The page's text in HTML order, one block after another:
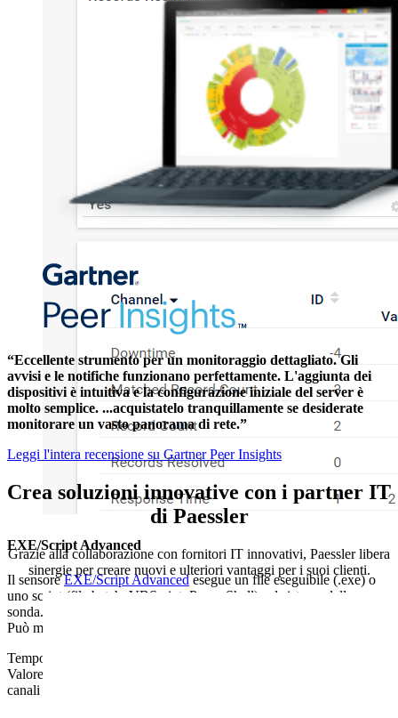
EXE/Script Advanced
Il sensoreEXE/Script Advancedesegue un file eseguibile (.exe) o
uno script (file batch, VBScript, PowerShell) sul sistema della
sonda. Questa opzione è disponibile come parte dell'API di PRTG.
Può mostrare quanto segue:
Tempo di inattività
Valore che il file eseguibile o il file di script restituisce in diversi
canali
“Eccellente strumento per un monitoraggio dettagliato. Gli
avvisi e le notifiche funzionano perfettamente. L'aggiunta dei
dispositivi è intuitiva e la configurazione iniziale del server è
molto semplice. ...acquistatelo tranquillamente se desiderate
monitorare un vasto panorama di rete.”
Leggi l'intera recensione su Gartner Peer Insights
Crea soluzioni innovative con i partner IT
di Paessler
Grazie alla collaborazione con fornitori IT innovativi, Paessler libera
sinergie per creare nuovi e ulteriori vantaggi per i suoi clienti.